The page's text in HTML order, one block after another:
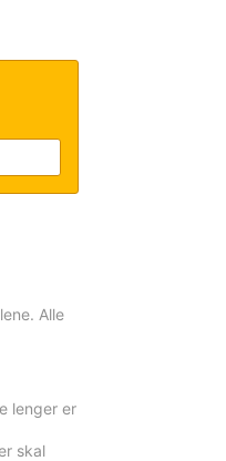
Alle
lenger er
skal